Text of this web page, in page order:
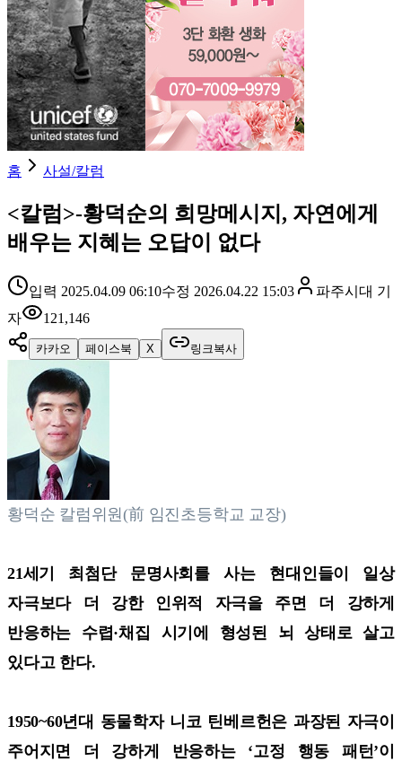
홈 사설/칼럼
<칼럼>-황덕순의 희망메시지, 자연에게
배우는 지혜는 오답이 없다
입력 2025.04.09 06:10수정 2026.04.22 15:03 파주시대 기
자
121,146
카카오 페이스북 X 링크복사
황덕순 칼럼위원(前 임진초등학교 교장)
21세기 최첨단 문명사회를 사는 현대인들이 일상
자극보다 더 강한 인위적 자극을 주면 더 강하게
반응하는 수렵·채집 시기에 형성된 뇌 상태로 살고
있다고 한다.
1950~60년대 동물학자 니코 틴베르헌은 과장된 자극이
주어지면 더 강하게 반응하는 ‘고정 행동 패턴’이